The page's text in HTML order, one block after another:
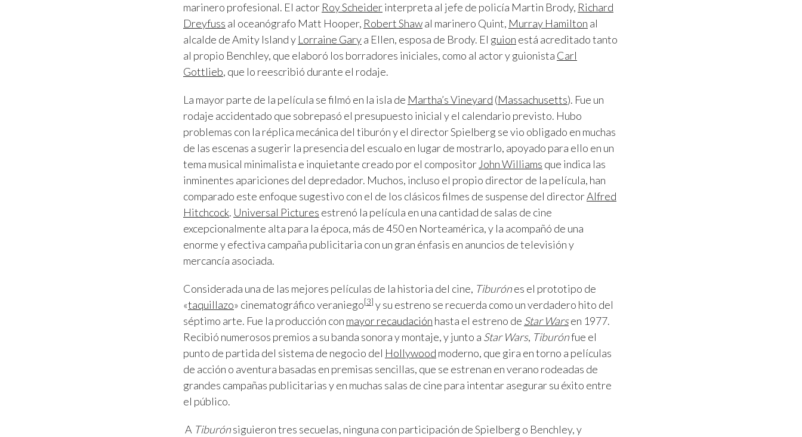
marinero profesional. El actor Roy Scheiderinterpreta al jefe de policía Martin Brody, Richard
Dreyfuss al oceanógrafo Matt Hooper, Robert Shawal marinero Quint, Murray Hamilton al
alcalde de Amity Island y Lorraine Garya Ellen, esposa de Brody. El guion está acreditado tanto
al propio Benchley, que elaboró los borradores iniciales, como al actor y guionista Carl
Gottlieb, que lo reescribió durante el rodaje.
La mayor parte de la película se filmó en la isla de Martha’s Vineyard (Massachusetts). Fue un
rodaje accidentado que sobrepasó el presupuesto inicial y el calendario previsto. Hubo
problemas con la réplica mecánica del tiburón y el director Spielberg se vio obligado en muchas
de las escenas a sugerir la presencia del escualo en lugar de mostrarlo, apoyado para ello en un
tema musical minimalista e inquietante creado por el compositor John Williams que indica las
inminentes apariciones del depredador. Muchos, incluso el propio director de la película, han
comparado este enfoque sugestivo con el de los clásicos filmes de suspense del directorAlfred
Hitchcock. Universal Pictures estrenó la película en una cantidad de salas de cine
excepcionalmente alta para la época, más de 450 en Norteamérica, y la acompañó de una
enorme y efectiva campaña publicitaria con un gran énfasis en anuncios de televisión y
mercancía asociada.
Considerada una de las mejores películas de la historia del cine, Tiburónes el prototipo de
«taquillazo» cinematográfico veraniego[3] y su estreno se recuerda como un verdadero hito del
séptimo arte. Fue la producción con mayor recaudación hasta el estreno de Star Warsen 1977.
Recibió numerosos premios a su banda sonora y montaje, y junto a Star Wars, Tiburónfue el
punto de partida del sistema de negocio del Hollywood moderno, que gira en torno a películas
de acción o aventura basadas en premisas sencillas, que se estrenan en verano rodeadas de
grandes campañas publicitarias y en muchas salas de cine para intentar asegurar su éxito entre
el público.
A Tiburónsiguieron tres secuelas, ninguna con participación de Spielberg o Benchley, y